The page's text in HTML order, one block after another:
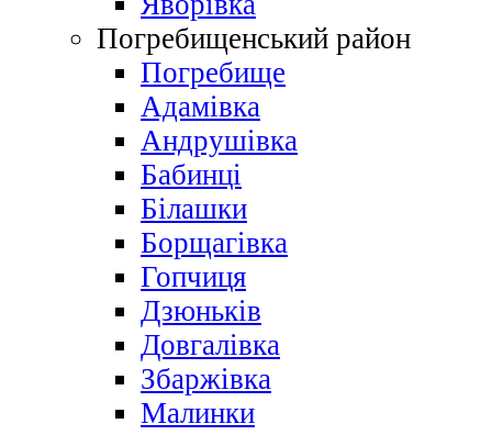
Погребищенський район
Погребище
Адамівка
Андрушівка
Бабинці
Білашки
Борщагівка
Гопчиця
Дзюньків
Довгалівка
Збаржівка
Малинки